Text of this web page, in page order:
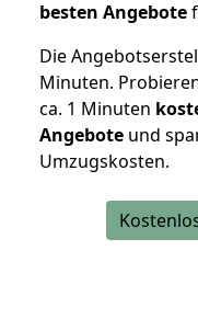
besten Angebote
Die
Minuten.
ca. 1 Minuten
Angebote und
Umzugskosten.